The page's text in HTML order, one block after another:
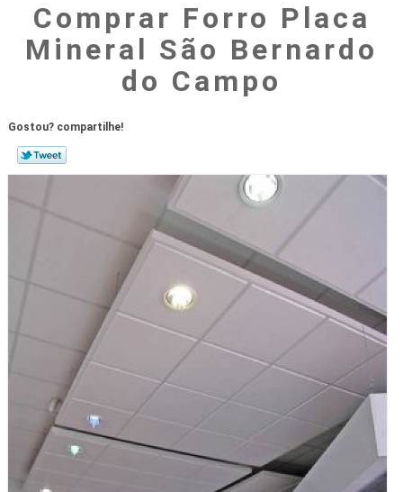
Comprar Forro Placa
Mineral São Bernardo
do Campo
Gostou? compartilhe!